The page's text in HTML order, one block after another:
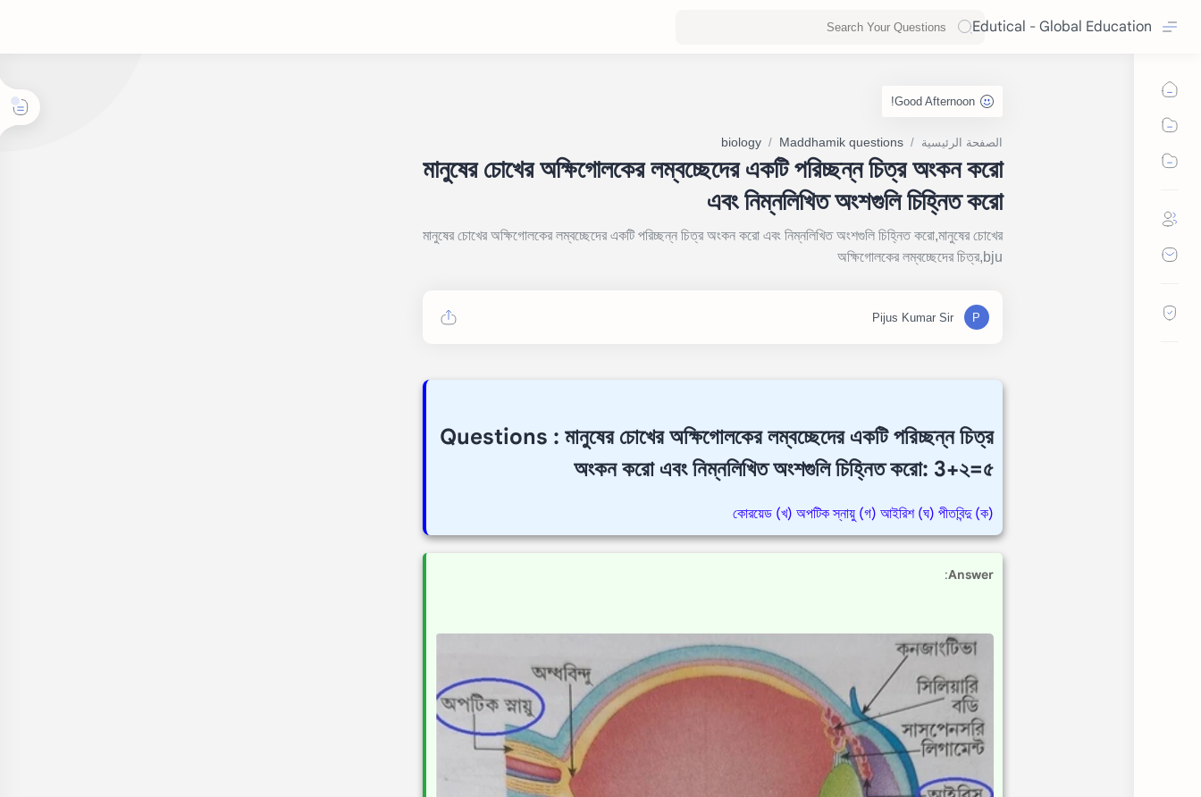
Edutical - Global Education
الصفحة الرئيسية biology Maddhamik questions
মানুষের চোখের অক্ষিগোলকের লম্বচ্ছেদের একটি পরিচ্ছন্ন চিত্র অংকন করো
এবং নিম্নলিখিত অংশগুলি চিহ্নিত করো
মানুষের চোখের অক্ষিগোলকের লম্বচ্ছেদের একটি পরিচ্ছন্ন চিত্র অংকন করো এবং নিম্নলিখিত অংশগুলি চিহ্নিত করো,মানুষের চোখের
অক্ষিগোলকের লম্বচ্ছেদের চিত্র,bju
Questions : মানুষের চোখের অক্ষিগোলকের লম্বচ্ছেদের একটি পরিচ্ছন্ন চিত্র
অংকন করো এবং নিম্নলিখিত অংশগুলি চিহ্নিত করো: 3+২=৫
(ক) কোরয়েড (খ) অপটিক স্নায়ু (গ) আইরিশ (ঘ) পীতবিন্দু
Answer
: